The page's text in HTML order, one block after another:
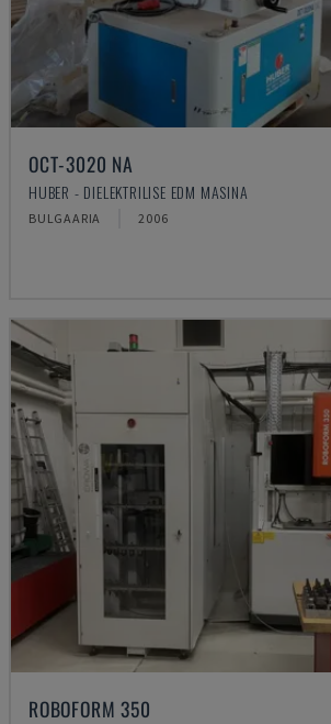
OCT-3020 NA
HUBER - DIELEKTRILISE EDM MASINA
BULGAARIA 2006
ROBOFORM 350